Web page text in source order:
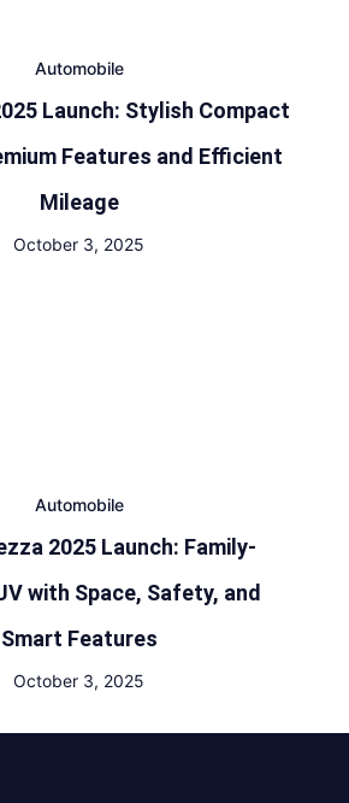
Automobile
Launch: Stylish Compact
Features and Efficient
Mileage
October 3, 2025
Automobile
2025 Launch: Family-
with Space, Safety, and
Smart Features
October 3, 2025